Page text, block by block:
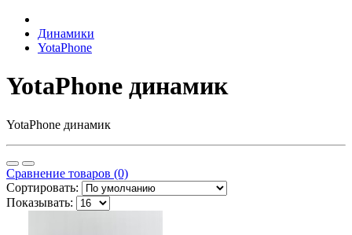
Динамики
YotaPhone
YotaPhone динамик
YotaPhone динамик
Сравнение товаров (0)
Сортировать:
Показывать: